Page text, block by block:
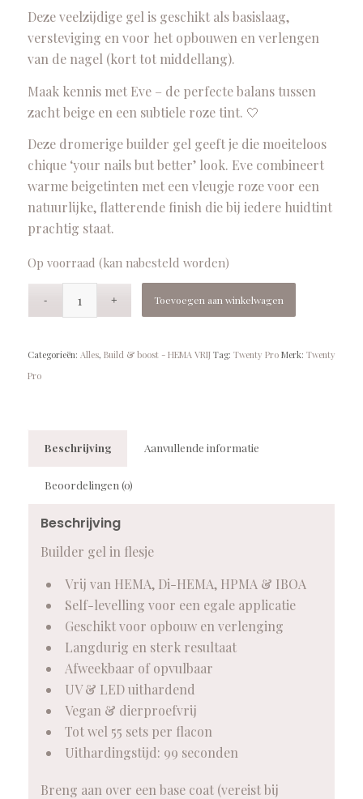
Deze veelzijdige gel is geschikt als basislaag,
versteviging en voor het opbouwen en verlengen
van de nagel (kort tot middellang).
Maak kennis met Eve – de perfecte balans tussen
zacht beige en een subtiele roze tint. 🤍
Deze dromerige builder gel geeft je die moeiteloos
chique ‘your nails but better’ look. Eve combineert
warme beigetinten met een vleugje roze voor een
natuurlijke, flatterende finish die bij iedere huidtint
prachtig staat.
Op voorraad (kan nabesteld worden)
Toevoegen aan winkelwagen
Categorieën: Alles, Build & boost - HEMA VRIJ Tag: Twenty Pro Merk: Twenty
Pro
Beschrijving Aanvullende informatie
Beoordelingen (0)
Beschrijving
Builder gel in flesje
Vrij van HEMA, Di-HEMA, HPMA & IBOA
Self-levelling voor een egale applicatie
Geschikt voor opbouw en verlenging
Langdurig en sterk resultaat
Afweekbaar of opvulbaar
UV & LED uithardend
Vegan & dierproefvrij
Tot wel 55 sets per flacon
Uithardingstijd: 99 seconden
Breng aan over een base coat (vereist bij